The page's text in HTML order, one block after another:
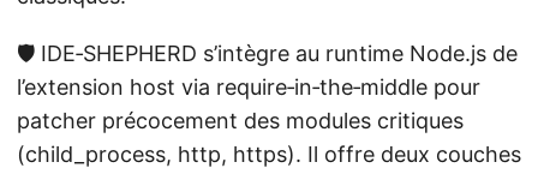
🛡️ IDE‑SHEPHERD s’intègre au runtime Node.js de
l’extension host via require‑in‑the‑middle pour
patcher précocement des modules critiques
(child_process, http, https). Il offre deux couches